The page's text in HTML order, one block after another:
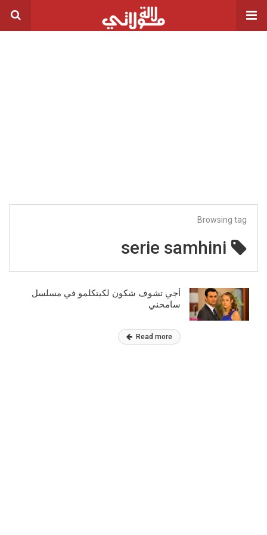
Browsing tag
serie samhini
أجي تشوف شكون لكيتكلمو في مسلسل
سامحني
Read more